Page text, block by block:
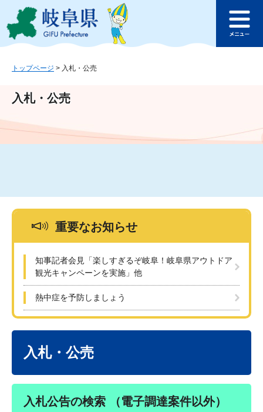
ジ
ュ
文
このページの本文へ
ュ
トップページ > 入札・公売
入札・公売
重要なお知らせ
知事記者会見「楽しすぎるぞ岐阜！岐阜県アウトドア
観光キャンペーンを実施」他
熱中症を予防しましょう
入札・公売
入札公告の検索 （電子調達案件以外）